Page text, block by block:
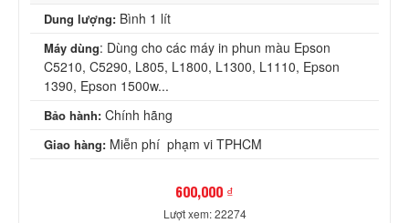
Dung lượng: Bình 1 lít
Máy dùng: Dùng cho các máy in phun màu Epson
C5210, C5290, L805, L1800, L1300, L1110, Epson
1390, Epson 1500w...
Bảo hành: Chính hãng
Giao hàng: Miễn phí phạm vi TPHCM
600,000 ₫
Lượt xem: 22274